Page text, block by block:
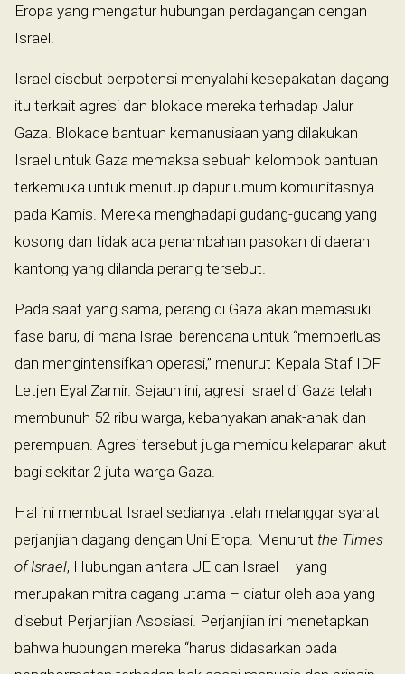
Eropa yang mengatur hubungan perdagangan dengan
Israel.
Israel disebut berpotensi menyalahi kesepakatan dagang
itu terkait agresi dan blokade mereka terhadap Jalur
Gaza. Blokade bantuan kemanusiaan yang dilakukan
Israel untuk Gaza memaksa sebuah kelompok bantuan
terkemuka untuk menutup dapur umum komunitasnya
pada Kamis. Mereka menghadapi gudang-gudang yang
kosong dan tidak ada penambahan pasokan di daerah
kantong yang dilanda perang tersebut.
Pada saat yang sama, perang di Gaza akan memasuki
fase baru, di mana Israel berencana untuk “memperluas
dan mengintensifkan operasi,” menurut Kepala Staf IDF
Letjen Eyal Zamir. Sejauh ini, agresi Israel di Gaza telah
membunuh 52 ribu warga, kebanyakan anak-anak dan
perempuan. Agresi tersebut juga memicu kelaparan akut
bagi sekitar 2 juta warga Gaza.
Hal ini membuat Israel sedianya telah melanggar syarat
perjanjian dagang dengan Uni Eropa. Menurut the Times
of Israel, Hubungan antara UE dan Israel – yang
merupakan mitra dagang utama – diatur oleh apa yang
disebut Perjanjian Asosiasi. Perjanjian ini menetapkan
bahwa hubungan mereka “harus didasarkan pada